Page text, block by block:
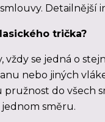
Detailnější
trička?
se jedná o
nebo jiných
do všech
směru.